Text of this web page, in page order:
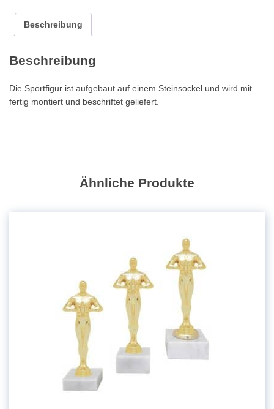
15cm
Beschreibung
Beschreibung
Die Sportfigur ist aufgebaut auf einem Steinsockel und wird mit
fertig montiert und beschriftet geliefert.
Ähnliche Produkte